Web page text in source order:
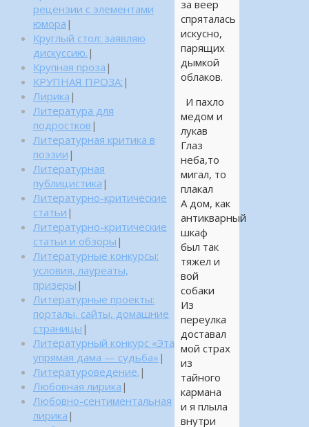
за веер
спряталась
искусно,
парящих
дымкой
облаков.
И пахло
медом и
лукав
Глаз
неба,то
мигал, то
плакал
А дом, как
антикварный
шкаф
был так
тяжел и
вой
собаки
Из
переулка
доставал
мой страх
из
тайного
кармана
и я плыла
внутри
рецензии с элементами
юмора |
Круглый стол: заявляю
дискуссию. |
Крупная проза |
КРУПНАЯ ПРОЗА: |
Лирика |
Литература для
подростков |
Литературная критика в
поэзии |
Литературная
публицистика |
Литературно-критические
статьи |
Литературно-критические
статьи и обзоры |
Литературные конкурсы:
условия, лауреаты,
призеры |
Литературные проекты:
порталы, сайты, домашние
страницы |
Литературный конкурс «Эта
упрямая дама — судьба» |
Литературоведение. |
Любовная лирика |
Любовно-сентиментальная
лирика |